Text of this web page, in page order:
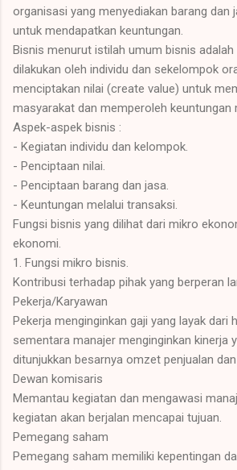
organisasi yang menyediakan barang dan
untuk mendapatkan keuntungan.
Bisnis menurut istilah umum bisnis adalah
dilakukan oleh individu dan sekelompok
menciptakan nilai (create value) untuk
masyarakat dan memperoleh keuntungan
Aspek-aspek bisnis :
- Kegiatan individu dan kelompok.
- Penciptaan nilai.
- Penciptaan barang dan jasa.
- Keuntungan melalui transaksi.
Fungsi bisnis yang dilihat dari mikro
ekonomi.
1. Fungsi mikro bisnis.
Kontribusi terhadap pihak yang berperan
Pekerja/Karyawan
Pekerja menginginkan gaji yang layak dari
sementara manajer menginginkan kinerja
ditunjukkan besarnya omzet penjualan dan
Dewan komisaris
Memantau kegiatan dan mengawasi
kegiatan akan berjalan mencapai tujuan.
Pemegang saham
Pemegang saham memiliki kepentingan